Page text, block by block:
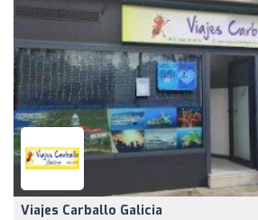
Viajes Carballo Galicia